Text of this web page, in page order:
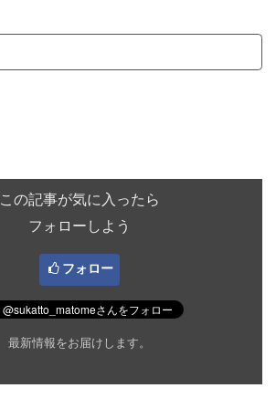
この記事が気に入ったら
フォローしよう
フォロー
最新情報をお届けします。